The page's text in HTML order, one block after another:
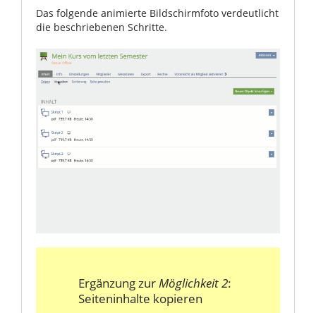
Das folgende animierte Bildschirmfoto verdeutlicht
die beschriebenen Schritte.
Ergänzung zurMöglichkeit 2:
Seiteninhalte kopieren